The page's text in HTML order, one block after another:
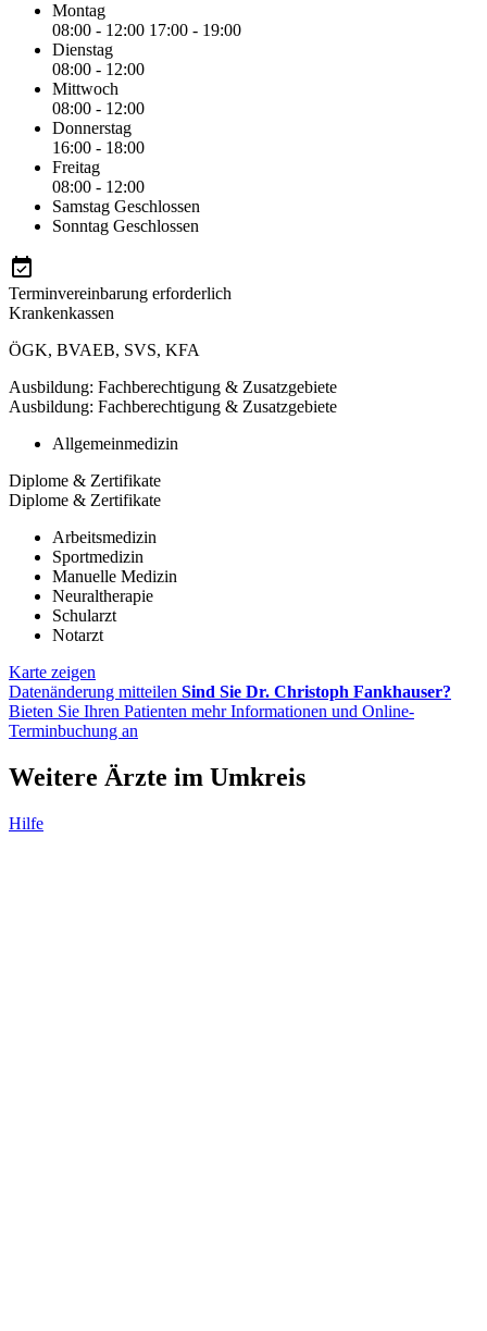
Montag
08:00 - 12:00 17:00 - 19:00
Dienstag
08:00 - 12:00
Mittwoch
08:00 - 12:00
Donnerstag
16:00 - 18:00
Freitag
08:00 - 12:00
Samstag Geschlossen
Sonntag Geschlossen
Terminvereinbarung erforderlich
Krankenkassen
ÖGK, BVAEB, SVS, KFA
Ausbildung: Fachberechtigung & Zusatzgebiete
Ausbildung: Fachberechtigung & Zusatzgebiete
Allgemeinmedizin
Diplome & Zertifikate
Diplome & Zertifikate
Arbeitsmedizin
Sportmedizin
Manuelle Medizin
Neuraltherapie
Schularzt
Notarzt
Karte zeigen
Datenänderung mitteilen Sind Sie Dr. Christoph Fankhauser?
Bieten Sie Ihren Patienten mehr Informationen und Online-
Terminbuchung an
Weitere Ärzte im Umkreis
Hilfe